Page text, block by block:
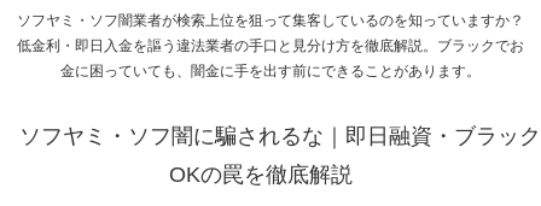
ソフヤミ・ソフ闇業者が検索上位を狙って集客しているのを知っていますか？
低金利・即日入金を謳う違法業者の手口と見分け方を徹底解説。ブラックでお
金に困っていても、闇金に手を出す前にできることがあります。
ソフヤミ・ソフ闇に騙されるな｜即日融資・ブラック
OKの罠を徹底解説